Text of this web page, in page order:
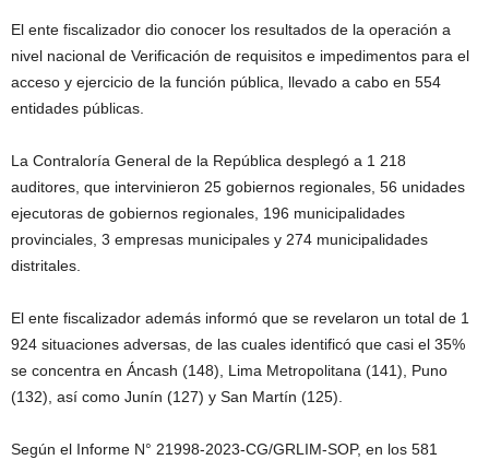
El ente fiscalizador dio conocer los resultados de la operación a
nivel nacional de Verificación de requisitos e impedimentos para el
acceso y ejercicio de la función pública, llevado a cabo en 554
entidades públicas.
La Contraloría General de la República desplegó a 1 218
auditores, que intervinieron 25 gobiernos regionales, 56 unidades
ejecutoras de gobiernos regionales, 196 municipalidades
provinciales, 3 empresas municipales y 274 municipalidades
distritales.
El ente fiscalizador además informó que se revelaron un total de 1
924 situaciones adversas, de las cuales identificó que casi el 35%
se concentra en Áncash (148), Lima Metropolitana (141), Puno
(132), así como Junín (127) y San Martín (125).
Según el Informe N° 21998-2023-CG/GRLIM-SOP, en los 581